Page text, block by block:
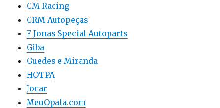
CM Racing
CRM Autopeças
F Jonas Special Autoparts
Giba
Guedes e Miranda
HOTPA
Jocar
MeuOpala.com